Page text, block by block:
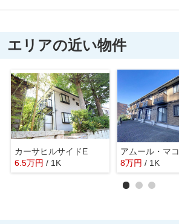
エリアの近い物件
カーサヒルサイドE
6.5万円 / 1K
アムール・マコ
8万円 / 1K